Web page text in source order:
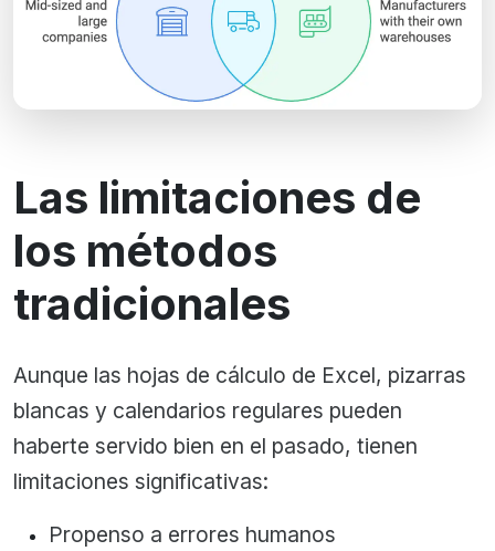
Las limitaciones de
los métodos
tradicionales
Aunque las hojas de cálculo de Excel, pizarras
blancas y calendarios regulares pueden
haberte servido bien en el pasado, tienen
limitaciones significativas:
Propenso a errores humanos